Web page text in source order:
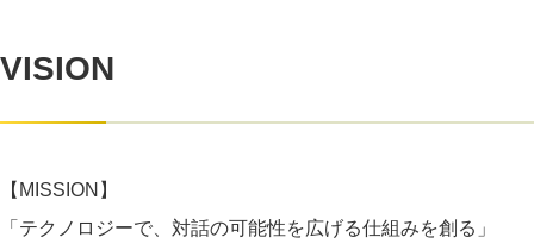
VISION
【MISSION】
「テクノロジーで、対話の可能性を広げる仕組みを創る」